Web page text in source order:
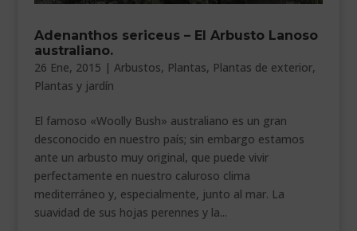
VEURE EN CATALÀ
Adenanthos sericeus – El Arbusto Lanoso
australiano.
26 Ene, 2015 | Arbustos, Plantas, Plantas de exterior,
Plantas y jardín
El famoso «Woolly Bush» australiano es un gran
desconocido en nuestro país; sin embargo estamos
ante un arbusto muy original, que puede vivir
perfectamente en nuestro caluroso clima
mediterráneo y, especialmente, junto al mar. La
suavidad de sus hojas perennes y la...